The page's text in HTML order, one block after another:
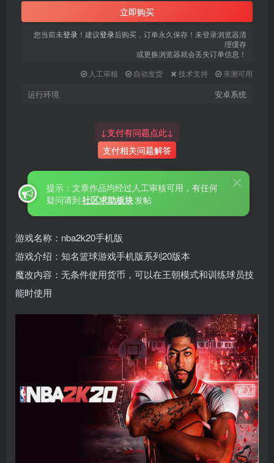
立即购买
您当前未登录 ！建议登录后购买，订单永久保存！未登录浏览器清
理缓存
或更换浏览器就会丢失订单信息！
人工审核
自动发货 技术支持 亲测可用
运行环境 安卓系统
↓支付有问题点此↓
支付相关问题解答
提示：文章作品均经过人工审核可用，有任何
疑问请到社区求助板块发帖
游戏名称：nba2k20手机版
游戏介绍：知名篮球游戏手机版系列20版本
魔改内容：无条件使用货币，可以在王朝模式和训练球员技
能时使用
社交账号登录
微信登录
使用社交账号登录即表示同意 用户协议 隐私声明